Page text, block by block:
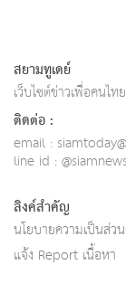
สยามทูเดย์
เว็บไซต์ข่าวเพื่อคนไ
ติดต่อ :
email :
line id :
ลิงค์สำคัญ
นโยบายความเป็นส่ว
แจ้ง Report เนื้อหา